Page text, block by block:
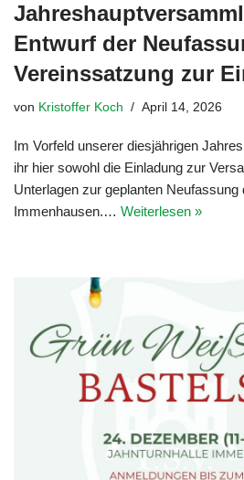
Entwurf der
Vereinssatzung zur
von Kristoffer Koch April 14, 2026
Im Vorfeld unserer diesjährigen
ihr hier sowohl die Einladung zur
Unterlagen zur geplanten
Immenhausen.… Weiterlesen »